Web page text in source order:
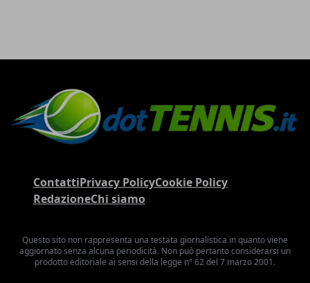
ContattiPrivacy PolicyCookie Policy
RedazioneChi siamo
Questo sito non rappresenta una testata giornalistica in quanto viene
aggiornato senza alcuna periodicità. Non può pertanto considerarsi un
prodotto editoriale ai sensi della legge n° 62 del 7 marzo 2001.